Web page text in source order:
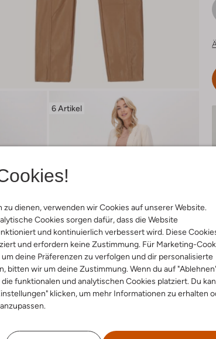
zu dienen, verwenden wir Cookies auf unserer Website.
Cookies sorgen dafür, dass die Website
und kontinuierlich verbessert wird. Diese
und erfordern keine Zustimmung. Für Marketing-
deine Präferenzen zu verfolgen und dir personalisierte
bitten wir um deine Zustimmung. Wenn du auf
funktionalen und analytischen Cookies platziert. Du
klicken, um mehr Informationen zu erhalten
6 Artikel
Entdecke den Look